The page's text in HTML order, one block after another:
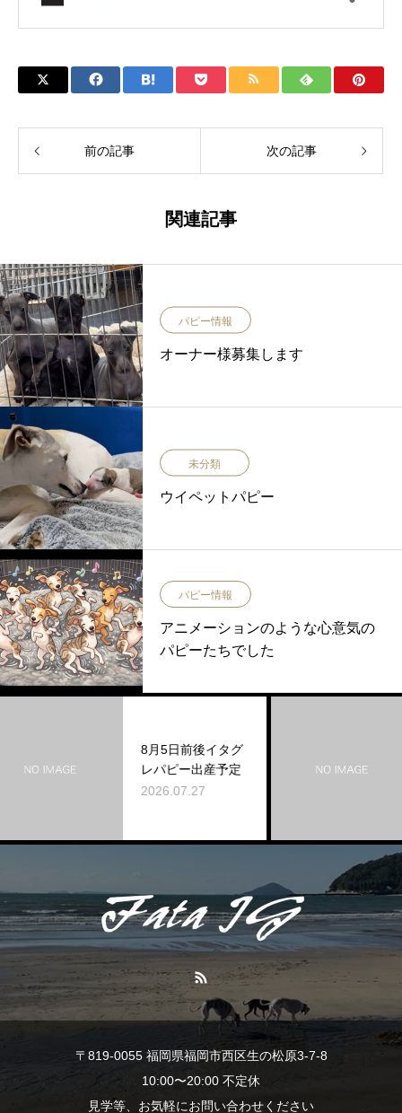
前の記事 次の記事
関連記事
パピー情報
オーナー様募集します
未分類
ウイペットパピー
パピー情報
アニメーションのような心意気の
パピーたちでした
8月5日前後イタグ
レパピー出産予定
2026.07.27
〒819-0055 福岡県福岡市西区生の松原3-7-8
10:00〜20:00 不定休
見学等、お気軽にお問い合わせください